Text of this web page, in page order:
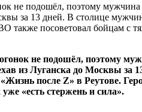
подошёл, поэтому мужчина
за 13 дней. В столице
также посоветовал бойцам с
не подошёл, поэтому
из Луганска до Москвы
«Жизнь после Z» в Реутове.
«есть стержень и сила».